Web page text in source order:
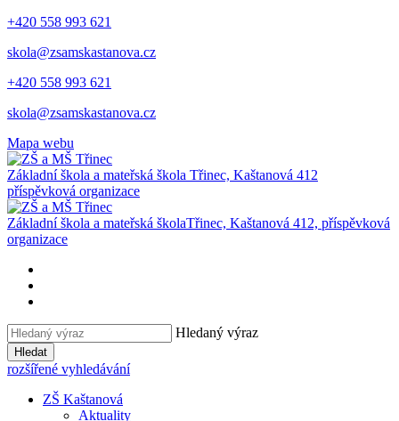
+420 558 993 621
skola@zsamskastanova.cz
+420 558 993 621
skola@zsamskastanova.cz
Mapa webu
Základní škola a mateřská škola Třinec, Kaštanová 412
příspěvková organizace
Základní škola a mateřská školaTřinec, Kaštanová 412, příspěvková
organizace
Hledaný výraz
Hledat
rozšířené vyhledávání
ZŠ Kaštanová
Aktuality